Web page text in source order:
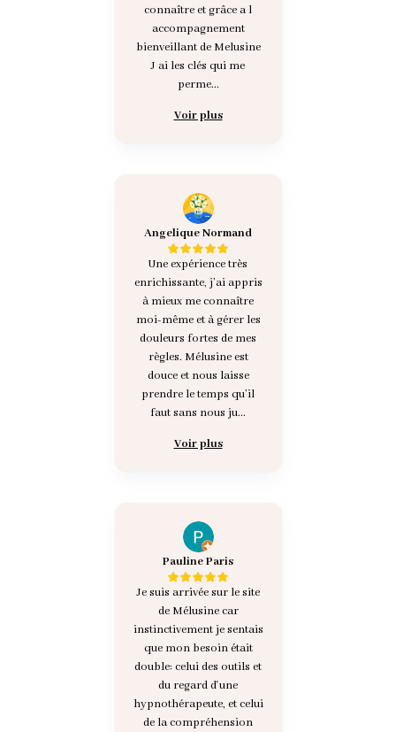
connaître et grâce a l
accompagnement
bienveillant de Melusine
J ai les clés qui me
perme...
Voir plus
Angelique Normand
Une expérience très
enrichissante, j’ai appris
à mieux me connaître
moi-même et à gérer les
douleurs fortes de mes
règles. Mélusine est
douce et nous laisse
prendre le temps qu’il
faut sans nous ju...
Voir plus
Pauline Paris
Je suis arrivée sur le site
de Mélusine car
instinctivement je sentais
que mon besoin était
double: celui des outils et
du regard d'une
hypnothérapeute, et celui
de la compréhension